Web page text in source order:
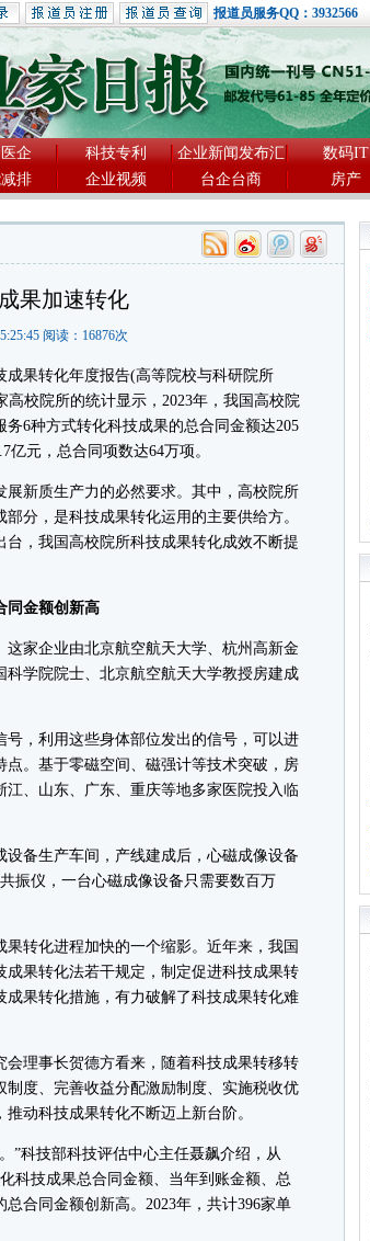
报道员服务QQ：3932566
企 科技专利 企业新闻发布汇 数码IT
排 企业视频 台企台商 房产
果加速转化
阅读： 16876次
果转化年度报告(高等院校与科研院所
校院所的统计显示，2023年，我国高校院
6种方式转化科技成果的总合同金额达205
亿元，总合同项数达64万项。
新质生产力的必然要求。其中，高校院所
分，是科技成果转化运用的主要供给方。
，我国高校院所科技成果转化成效不断提
金额创新高
家企业由北京航空航天大学、杭州高新金
学院院士、北京航空航天大学教授房建成
，利用这些身体部位发出的信号，可以进
。基于零磁空间、磁强计等技术突破，房
、山东、广东、重庆等地多家医院投入临
备生产车间，产线建成后，心磁成像设备
振仪，一台心磁成像设备只需要数百万
转化进程加快的一个缩影。近年来，我国
果转化法若干规定，制定促进科技成果转
果转化措施，有力破解了科技成果转化难
理事长贺德方看来，随着科技成果转移转
度、完善收益分配激励制度、实施税收优
动科技成果转化不断迈上新台阶。
科技部科技评估中心主任聂飙介绍，从
科技成果总合同金额、当年到账金额、总
合同金额创新高。2023年，共计396家单